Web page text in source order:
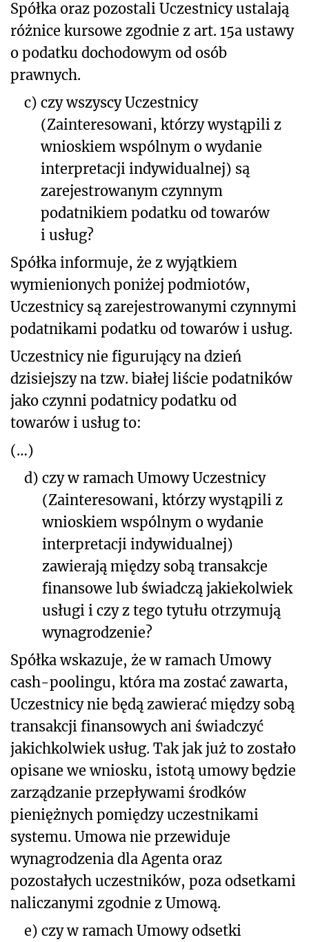
Spółka oraz pozostali Uczestnicy ustalają
różnice kursowe zgodnie z art. 15a ustawy
o podatku dochodowym od osób
prawnych.
c) czy wszyscy Uczestnicy
(Zainteresowani, którzy wystąpili z
wnioskiem wspólnym o wydanie
interpretacji indywidualnej) są
zarejestrowanym czynnym
podatnikiem podatku od towarów
i usług?
Spółka informuje, że z wyjątkiem
wymienionych poniżej podmiotów,
Uczestnicy są zarejestrowanymi czynnymi
podatnikami podatku od towarów i usług.
Uczestnicy nie figurujący na dzień
dzisiejszy na tzw. białej liście podatników
jako czynni podatnicy podatku od
towarów i usług to:
(…)
d) czy w ramach Umowy Uczestnicy
(Zainteresowani, którzy wystąpili z
wnioskiem wspólnym o wydanie
interpretacji indywidualnej)
zawierają między sobą transakcje
finansowe lub świadczą jakiekolwiek
usługi i czy z tego tytułu otrzymują
wynagrodzenie?
Spółka wskazuje, że w ramach Umowy
cash-poolingu, która ma zostać zawarta,
Uczestnicy nie będą zawierać między sobą
transakcji finansowych ani świadczyć
jakichkolwiek usług. Tak jak już to zostało
opisane we wniosku, istotą umowy będzie
zarządzanie przepływami środków
pieniężnych pomiędzy uczestnikami
systemu. Umowa nie przewiduje
wynagrodzenia dla Agenta oraz
pozostałych uczestników, poza odsetkami
naliczanymi zgodnie z Umową.
e) czy w ramach Umowy odsetki